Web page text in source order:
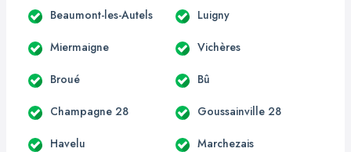
Beaumont-les-Autels Luigny
Miermaigne Vichères
Broué Bû
Champagne 28 Goussainville 28
Havelu Marchezais